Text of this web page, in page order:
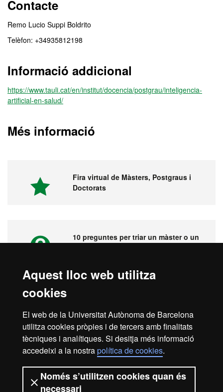
Aquest lloc web utilitza
cookies
El web de la Universitat Autònoma de Barcelona
utilitza cookies pròpies i de tercers amb finalitats
tècniques i analítiques. Si desitja més informació
accedeixi a la nostrapolítica de cookies.
Només s’utilitzen cookies quan és
necessari
Contacte
Remo Lucio Suppi Boldrito
Telèfon: +34935812198
Informació addicional
https://www.tauli.cat/en/institut/docencia/postgrau/inteligencia-
artificial-en-salud/
Més informació
Fira virtual de Màsters, Postgraus i
Doctorats
10 preguntes per triar un màster o un
Inici Avís legal
Protecció de dades